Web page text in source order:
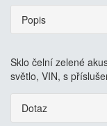
Popis
Sklo čelní zelené
světlo, VIN, s
Dotaz